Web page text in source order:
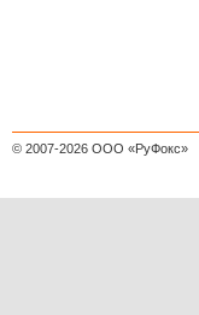
© 2007-2026 ООО «РуФокс»